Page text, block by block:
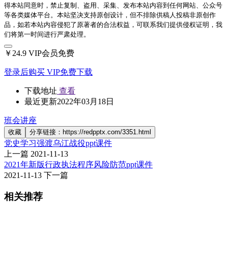
得本站同意时，禁止复制、盗用、采集、发布本站内容到任何网站、公众号
等各类媒体平台。本站坚决支持原创设计，但不排除供稿人投稿非原创作
品，如若本站内容侵犯了原著者的合法权益，可联系我们提供侵权证明，我
们将第一时间进行严肃处理。
￥24.9 VIP会员免费
登录后购买 VIP免费下载
下载地址 查看
最近更新2022年03月18日
班会讲座
收藏 分享链接：https://redpptx.com/3351.html
党史学习强渡乌江战役ppt课件
上一篇 2021-11-13
2021年新版行政执法程序风险防范ppt课件
2021-11-13 下一篇
相关推荐